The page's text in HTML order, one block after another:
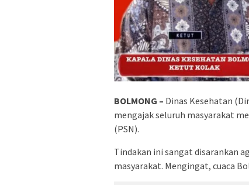
BOLMONG – Dinas Kesehatan
mengajak seluruh masyarakat
(PSN).
Tindakan ini sangat disarankan
masyarakat. Mengingat, cuaca